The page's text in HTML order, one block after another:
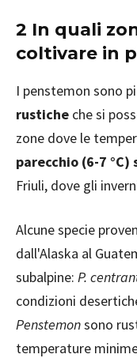
2 In quali
coltivare in
I penstemon sono
rustiche che si
zone dove le
parecchio (6-7
Friuli, dove gli
Alcune specie
dall'Alaska al
subalpine: P.
condizioni
Penstemonsono
temperature